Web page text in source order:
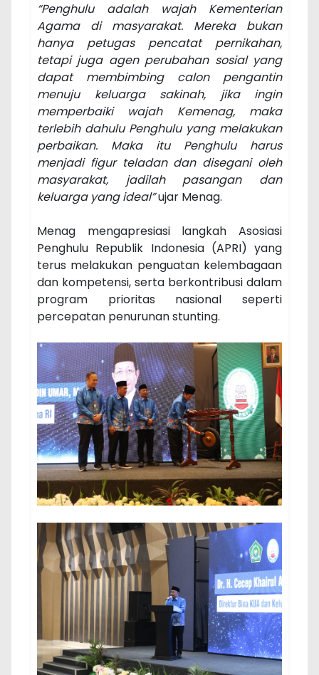
“Penghulu adalah wajah Kementerian
Agama di masyarakat. Mereka bukan
hanya petugas pencatat pernikahan,
tetapi juga agen perubahan sosial yang
dapat membimbing calon pengantin
menuju keluarga sakinah, jika ingin
memperbaiki wajah Kemenag, maka
terlebih dahulu Penghulu yang melakukan
perbaikan. Maka itu Penghulu harus
menjadi figur teladan dan disegani oleh
masyarakat, jadilah pasangan dan
keluarga yang ideal”ujar Menag.
Menag mengapresiasi langkah Asosiasi
Penghulu Republik Indonesia (APRI) yang
terus melakukan penguatan kelembagaan
dan kompetensi, serta berkontribusi dalam
program prioritas nasional seperti
percepatan penurunan stunting.